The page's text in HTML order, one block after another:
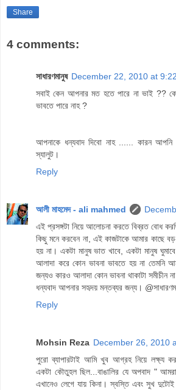
Share
4 comments:
সাধারণমানুষ December 22, 2010 at
সবাই কেন আপনার মত হতে পারে না ভাই ??
ভাবতে পারে নাহ ?
আপনাকে ধন্যবাদ দিবো নাহ ...... কারন আপনি
স্যালুট।
Reply
আলী মাহমেদ - ali mahmed
এই প্রসঙ্গটা নিয়ে আলোচনা করতে বিব্রত বোধ
কিছু মনে করবেন না, এই কাজটাকে আমার কাছে
হয় না। একটা মানুষ ভাত খাবে, একটা মানুষ
আলাদা করে কোন ভাবনা ভাবতে হয় না তেমনি
জন্যও কারও আলাদা কোন ভাবনা থাকাটা সমীচীন
ধন্যবাদ আপনার সহৃদয় মন্তব্যর জন্য।
Reply
Mohsin Reza December 26, 2010
পুরো ব্যাপারটাই আমি খুব আগ্রহ নিয়ে লক্ষ্য
একটা কৌতুহল ছিল...বাঙালির যে অপবাদ "
এখানেও লেগে যায় কিনা। স্বস্তি এবং সুখ